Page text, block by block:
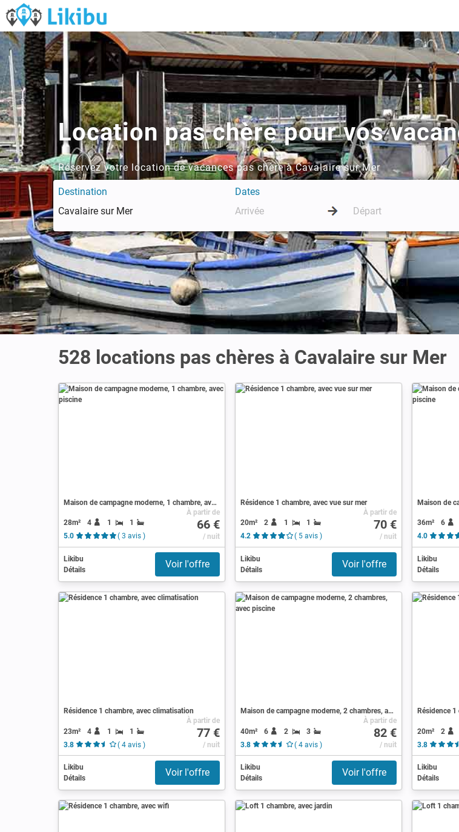
Location pas chère pour vos
Réservez votre location de vacances pas chère à Cavalaire sur Mer
Destination Dates
528 locations pas chères à Cavalaire sur Mer
Maison de campagne moderne, 1 chambre, avec piscine
28m² 4 1
1
5.0
( 3 avis )
À partir de
66 €
/ nuit
Likibu
Détails
Voir l'offre
Résidence 1 chambre, avec vue sur mer
20m² 2 1
1
4.2
( 5 avis )
À partir de
70 €
/ nuit
Likibu
Détails
Voir l'offre
36m² 6
4.0
Likibu
Détails
Résidence 1 chambre, avec climatisation
23m² 4 1
1
3.8
( 4 avis )
À partir de
77 €
/ nuit
Likibu
Détails
Voir l'offre
Maison de campagne moderne, 2 chambres, avec piscine
40m² 6 2
3
3.8
( 4 avis )
À partir de
82 €
/ nuit
Likibu
Détails
Voir l'offre
Résidence
20m² 2
3.8
Likibu
Détails